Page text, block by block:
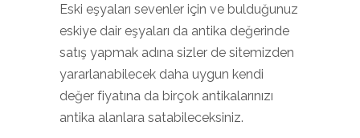
Eski eşyaları sevenler için ve bulduğunuz
eskiye dair eşyaları da antika değerinde
satış yapmak adına sizler de sitemizden
yararlanabilecek daha uygun kendi
değer fiyatına da birçok antikalarınızı
antika alanlara satabileceksiniz.